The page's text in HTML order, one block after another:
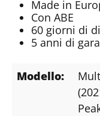
Made in
Con ABE
60 giorni di
5 anni di
Modello: